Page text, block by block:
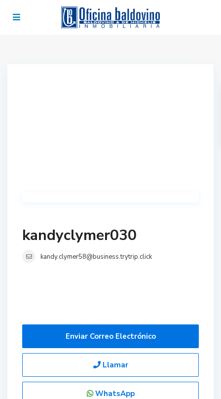
kandyclymer030
kandy.clymer58@business.trytrip.click
Enviar Correo Electrónico
Llamar
WhatsApp